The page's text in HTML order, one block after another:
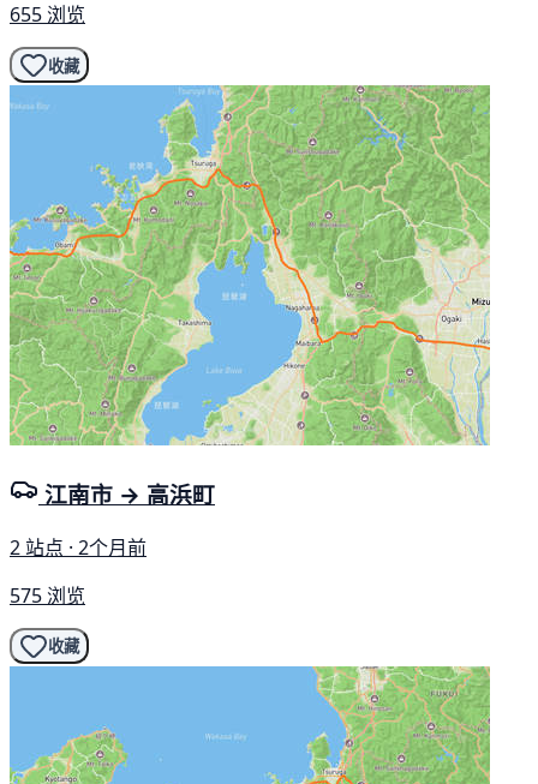
655 浏览
收藏
江南市 → 高浜町
2 站点 · 2个月前
575 浏览
收藏